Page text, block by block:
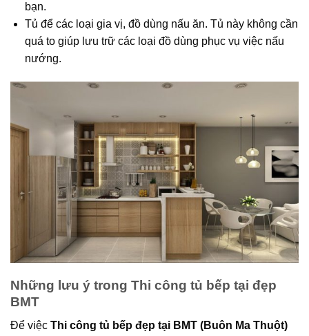
bạn.
Tủ để các loại gia vị, đồ dùng nấu ăn. Tủ này không cần
quá to giúp lưu trữ các loại đồ dùng phục vụ việc nấu
nướng.
Những lưu ý trong Thi công tủ bếp tại đẹp
BMT
Để việc Thi công tủ bếp đẹp tại BMT (Buôn Ma Thuột)